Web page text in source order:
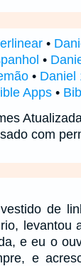
•
•
• Daniel
Apps •
com
de
levantou
e eu o
e